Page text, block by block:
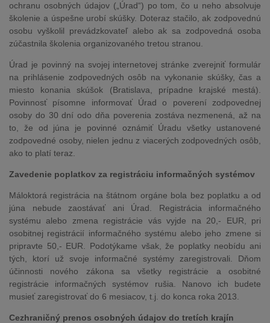
ochranu osobných údajov („Úrad“) po tom, čo u neho absolvuje
školenie a úspešne urobí skúšky. Doteraz stačilo, ak zodpovednú
osobu vyškolil prevádzkovateľ alebo ak sa zodpovedná osoba
zúčastnila školenia organizovaného tretou stranou.
Úrad je povinný na svojej internetovej stránke zverejniť formulár
na prihlásenie zodpovedných osôb na vykonanie skúšky, čas a
miesto konania skúšok (Bratislava, prípadne krajské mestá).
Povinnosť písomne informovať Úrad o poverení zodpovednej
osoby do 30 dní odo dňa poverenia zostáva nezmenená, až na
to, že od júna je povinné oznámiť Úradu všetky ustanovené
zodpovedné osoby, nielen jednu z viacerých zodpovedných osôb,
ako to platí teraz.
Zavedenie poplatkov za registráciu informačných systémov
Máloktorá registrácia na štátnom orgáne bola bez poplatku a od
júna nebude zaostávať ani Úrad. Registrácia informačného
systému alebo zmena registrácie vás vyjde na 20,- EUR, pri
osobitnej registrácií informačného systému alebo jeho zmene si
pripravte 50,- EUR. Podotýkame však, že poplatky neobídu ani
tých, ktorí už svoje informačné systémy zaregistrovali. Dňom
účinnosti nového zákona sa všetky registrácie a osobitné
registrácie informačných systémov rušia. Nanovo ich budete
musieť zaregistrovať do 6 mesiacov, t.j. do konca roka 2013.
Cezhraničný prenos osobných údajov do tretích krajín